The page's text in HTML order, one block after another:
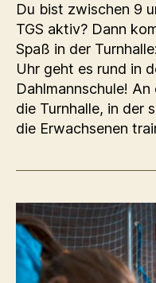
Du bist zwischen 9
TGS aktiv? Dann
Spaß in der
Uhr geht es rund in
Dahlmannschule!
die Turnhalle, in der
die Erwachsenen